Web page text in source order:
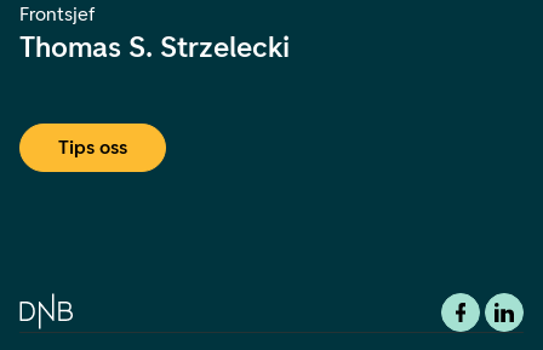
Frontsjef
Thomas S. Strzelecki
Tips oss